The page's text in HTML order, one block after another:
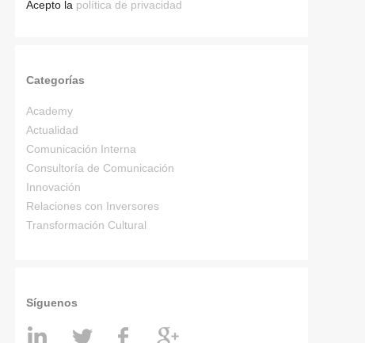
Acepto la política de privacidad
Categorías
Academy
Actualidad
Comunicación Interna
Consultoría de Comunicación
Innovación
Relaciones con Inversores
Transformación Cultural
Síguenos